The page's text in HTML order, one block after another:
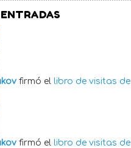
firmó el libro de visitas de
firmó el libro de visitas de